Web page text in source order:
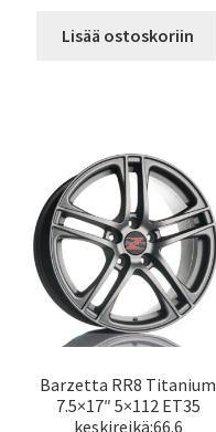
Lisää ostoskoriin
Barzetta RR8 Titanium
7.5×17″ 5×112 ET35
keskireikä:66.6